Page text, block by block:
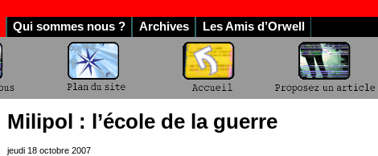
Qui sommes nous ? Archives Les Amis d’Orwell
Milipol : l’école de la guerre
jeudi 18 octobre 2007